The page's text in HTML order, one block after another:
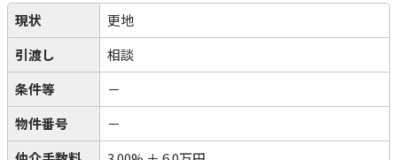
現状
更地
引渡し
相談
条件等
－
物件番号
－